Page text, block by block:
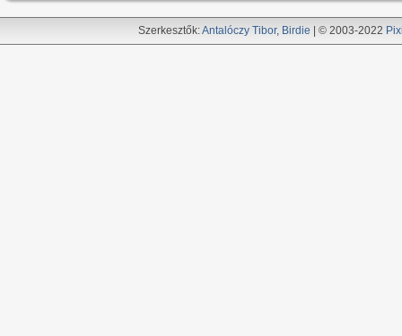
Szerkesztők:Antalóczy Tibor, Birdie | © 2003-2022